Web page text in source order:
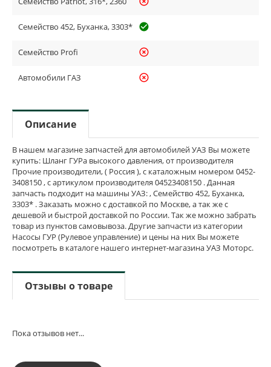
Семейство 452, Буханка, 3303* check_circle_outline
Семейство Profi highlight_off
Автомобили ГАЗ highlight_off
Описание
В нашем магазине запчастей для автомобилей УАЗ Вы можете
купить: Шланг ГУРа высокого давления, от производителя
Прочие производители, ( Россия ), с каталожным номером 0452-
3408150 , с артикулом производителя 04523408150 . Данная
запчасть подходит на машины УАЗ: , Семейство 452, Буханка,
3303* . Заказать можно с доставкой по Москве, а так же с
дешевой и быстрой доставкой по России. Так же можно забрать
товар из пунктов самовывоза. Другие запчасти из категории
Насосы ГУР (Рулевое управление) и цены на них Вы можете
посмотреть в каталоге нашего интернет-магазина УАЗ Моторс.
Отзывы о товаре
Пока отзывов нет...